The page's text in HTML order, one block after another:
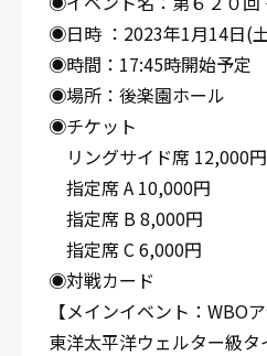
◉日時 ：2023年1月14日(
◉時間：17:45時開始予定
◉場所：後楽園ホール
◉チケット
リングサイド席 12,000円
指定席 A 10,000円
指定席 B 8,000円
指定席 C 6,000円
◉対戦カード
【メインイベント：WBO
東洋太平洋ウェルター級